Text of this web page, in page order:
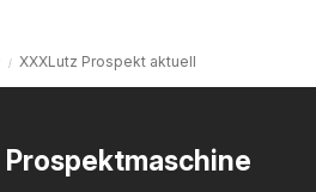
XXXLutz Prospekt aktuell
Prospektmaschine